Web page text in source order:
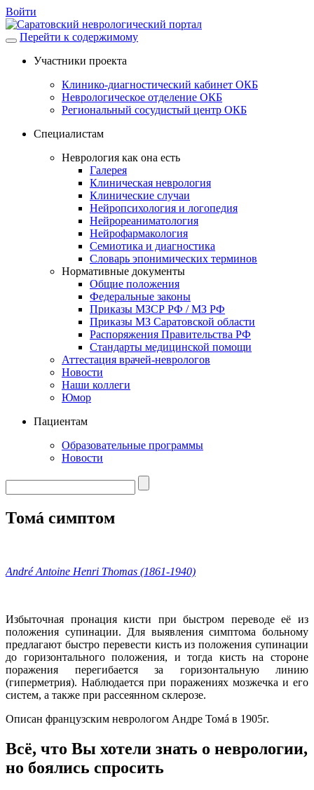
Войти
Перейти к содержимому
Участники проекта
Клинико-диагностический кабинет ОКБ
Неврологическое отделение ОКБ
Региональный сосудистый центр ОКБ
Специалистам
Неврология как она есть
Галерея
Клиническая неврология
Клинические случаи
Нейропсихология и логопедия
Нейрореаниматология
Нейрофармакология
Семиотика и диагностика
Словарь эпонимических терминов
Нормативные документы
Общие положения
Федеральные законы
Приказы МЗСР РФ / МЗ РФ
Приказы МЗ Саратовской области
Распоряжения Правительства РФ
Стандарты медицинской помощи
Аттестация врачей-неврологов
Новости
Наши коллеги
Юмор
Пациентам
Образовательные программы
Новости
Томá симптом
André Antoine Henri Thomas (1861-1940)
Избыточная пронация кисти при быстром переводе её из
положения супинации. Для выявления симптома больному
предлагают быстро перевести кисть из положения супинации
до горизонтального положения, и тогда кисть на стороне
поражения перегибается за горизонтальную линию
(гиперметрия). Наблюдается при поражениях мозжечка и его
систем, а также при рассеянном склерозе.
Описан французским неврологом Андре Томá в 1905г.
Всё, что Вы хотели знать о неврологии,
но боялись спросить